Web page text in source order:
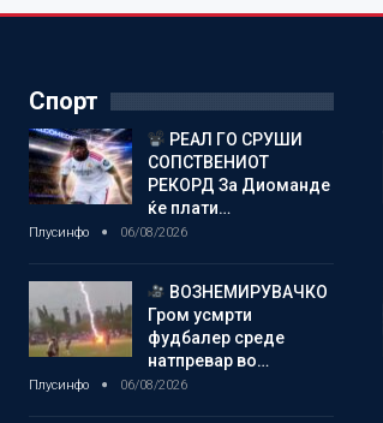
Спорт
РЕАЛ ГО СРУШИ
СОПСТВЕНИОТ
РЕКОРД За Диоманде
ќе плати…
Плусинфо 06/08/2026
ВОЗНЕМИРУВАЧКО
Гром усмрти
фудбалер среде
натпревар во…
Плусинфо 06/08/2026